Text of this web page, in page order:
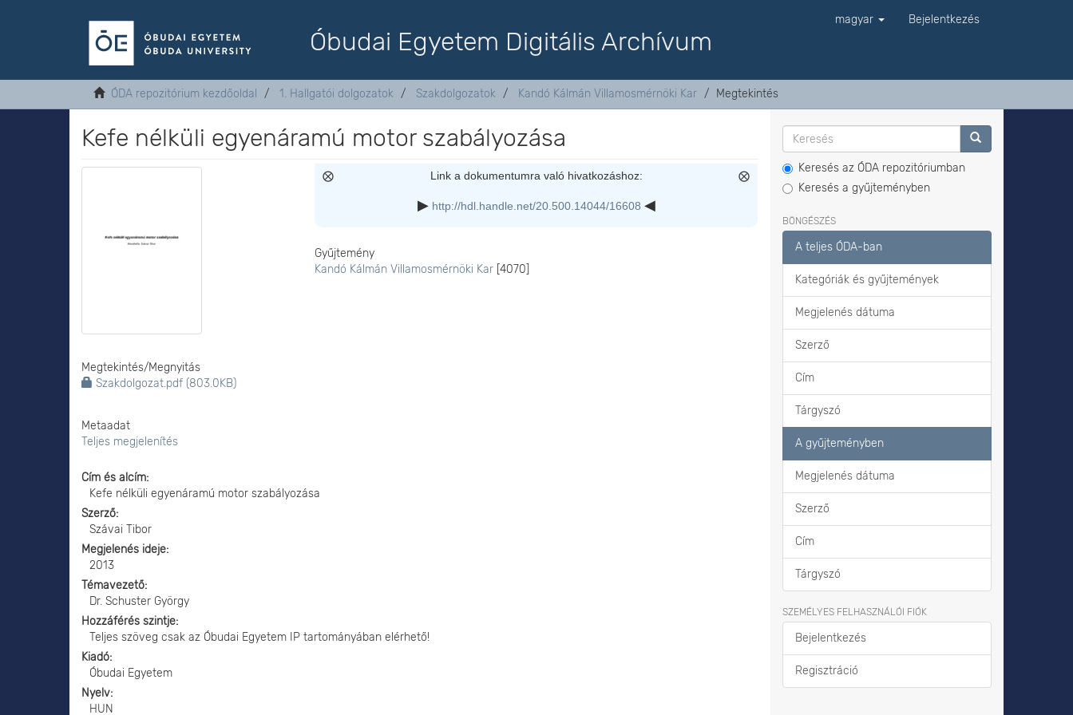
Óbudai Egyetem Digitális Archívum
magyar Bejelentkezés
ÓDA repozitórium kezdőoldal 1. Hallgatói dolgozatok Szakdolgozatok Kandó Kálmán Villamosmérnöki Kar Megtekintés
Kefe nélküli egyenáramú motor szabályozása
Megtekintés/Megnyitás
Szakdolgozat.pdf (803.0KB)
Metaadat
Teljes megjelenítés
Link a dokumentumra való hivatkozáshoz:
http://hdl.handle.net/20.500.14044/16608
Gyűjtemény
Kandó Kálmán Villamosmérnöki Kar [4070]
Cím és alcím
Kefe nélküli egyenáramú motor szabályozása
Szerző
Szávai Tibor
Megjelenés ideje
2013
Témavezető
Dr. Schuster György
Hozzáférés szintje
Teljes szöveg csak az Óbudai Egyetem IP tartományában elérhető!
Kiadó
Óbudai Egyetem
Nyelv
HUN
Keresés az ÓDA repozitóriumban
Keresés a gyűjteményben
BÖNGÉSZÉS
A teljes ÓDA-ban
Kategóriák és gyűjtemények
Megjelenés dátuma
Szerző
Cím
Tárgyszó
A gyűjteményben
Megjelenés dátuma
Szerző
Cím
Tárgyszó
SZEMÉLYES FELHASZNÁLÓI FIÓK
Bejelentkezés
Regisztráció